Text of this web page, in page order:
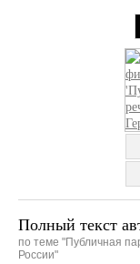
Полный текст
по теме "Публичная
России"